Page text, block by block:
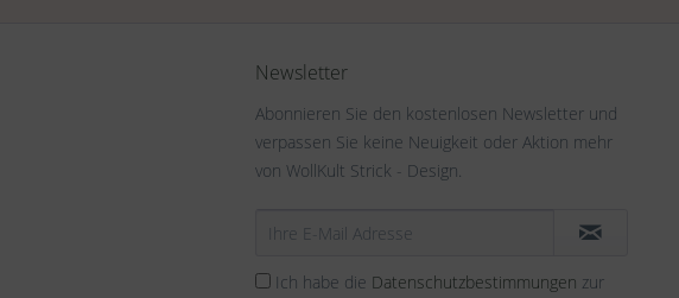
Newsletter
Abonnieren Sie den kostenlosen Newsletter und
verpassen Sie keine Neuigkeit oder Aktion mehr
von WollKult Strick - Design.
Ich habe die Datenschutzbestimmungen zur